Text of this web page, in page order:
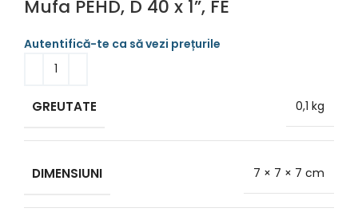
Mufa PEHD, D 40 x 1”, FE
GREUTATE 0,1 kg
DIMENSIUNI 7 × 7 × 7 cm